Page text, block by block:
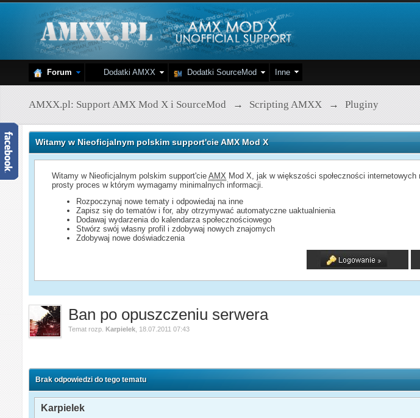
Forum Dodatki AMXX Dodatki SourceMod Inne
AMXX.pl: Support AMX Mod X i SourceMod → Scripting AMXX → Pluginy
Witamy w Nieoficjalnym polskim support'cie AMX Mod X
Witamy w Nieoficjalnym polskim support'cieAMX Mod X, jak w większości społeczności
prosty proces w którym wymagamy minimalnych informacji.
Rozpoczynaj nowe tematy i odpowiedaj na inne
Zapisz się do tematów i for, aby otrzymywać automatyczne uaktualnienia
Dodawaj wydarzenia do kalendarza społecznościowego
Stwórz swój własny profil i zdobywaj nowych znajomych
Zdobywaj nowe doświadczenia
Ban po opuszczeniu serwera
Temat rozp.Karpielek 18.07.2011 07:43
Brak odpowiedzi do tego tematu
Karpielek